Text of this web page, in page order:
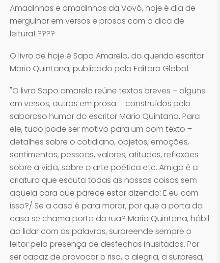
Amadinhas e amadinhos da Vovó, hoje é dia de
mergulhar em versos e prosas com a dica de
leitura! ????
O livro de hoje é Sapo Amarelo, do querido escritor
Mario Quintana, publicado pela Editora Global.
"O livro Sapo amarelo reúne textos breves – alguns
em versos, outros em prosa – construídos pelo
saboroso humor do escritor Mario Quintana. Para
ele, tudo pode ser motivo para um bom texto –
detalhes sobre o cotidiano, objetos, emoções,
sentimentos, pessoas, valores, atitudes, reflexões
sobre a vida, sobre a arte poética etc. Amigo é a
criatura que escuta todas as nossas coisas sem
aquela cara que parece estar dizendo: E eu com
isso?/ Se a casa é para morar, por que a porta da
casa se chama porta da rua? Mario Quintana, hábil
ao lidar com as palavras, surpreende sempre o
leitor pela presença de desfechos inusitados. Por
ser capaz de provocar o riso, a alegria, a surpresa,